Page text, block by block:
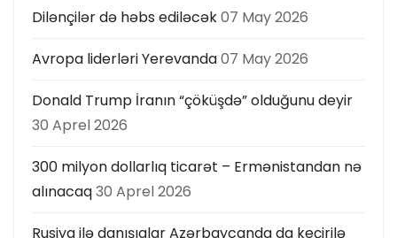
Dilənçilər də həbs ediləcək07 May 2026
Avropa liderləri Yerevanda07 May 2026
Donald Trump İranın “çöküşdə” olduğunu deyir
30 Aprel 2026
300 milyon dollarlıq ticarət – Ermənistandan nə
alınacaq30 Aprel 2026
Rusiya ilə danışıqlar Azərbaycanda da keçirilə